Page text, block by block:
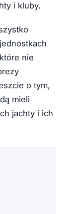
i kluby.
nie
o tym,
mieli
jachty i ich